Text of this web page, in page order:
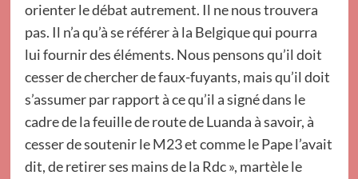
orienter le débat autrement. Il ne nous trouvera
pas. Il n’a qu’à se référer à la Belgique qui pourra
lui fournir des éléments. Nous pensons qu’il doit
cesser de chercher de faux-fuyants, mais qu’il doit
s’assumer par rapport à ce qu’il a signé dans le
cadre de la feuille de route de Luanda à savoir, à
cesser de soutenir le M23 et comme le Pape l’avait
dit, de retirer ses mains de la Rdc », martèle le